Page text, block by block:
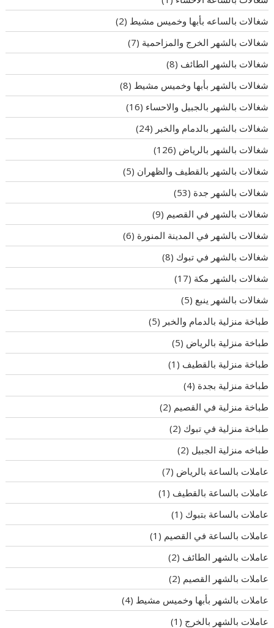
شغالات بالساعه بأبها وخميس مشيط (2)
شغالات بالشهر الخرج والمزاحمية (7)
شغالات بالشهر الطائف (8)
شغالات بالشهر بأبها وخميس مشيط (8)
شغالات بالشهر بالجبيل والاحساء (16)
شغالات بالشهر بالدمام والخبر (24)
شغالات بالشهر بالرياض (126)
شغالات بالشهر بالقطيف والظهران (5)
شغالات بالشهر جدة (53)
شغالات بالشهر في القصيم (9)
شغالات بالشهر في المدينة المنورة (6)
شغالات بالشهر في تبوك (8)
شغالات بالشهر مكة (17)
شغالات بالشهر ينبع (5)
طباخة منزلية بالدمام والخبر (5)
طباخة منزلية بالرياض (5)
طباخة منزلية بالقطيف (1)
طباخة منزلية بجدة (4)
طباخة منزلية في القصيم (2)
طباخة منزلية في تبوك (2)
طباخه منزلية الجبيل (2)
عاملات بالساعة بالرياض (7)
عاملات بالساعة بالقطيف (1)
عاملات بالساعة بتبوك (1)
عاملات بالساعة في القصيم (1)
عاملات بالشهر الطائف (2)
عاملات بالشهر القصيم (2)
عاملات بالشهر بأبها وخميس مشيط (4)
عاملات بالشهر بالخرج (1)